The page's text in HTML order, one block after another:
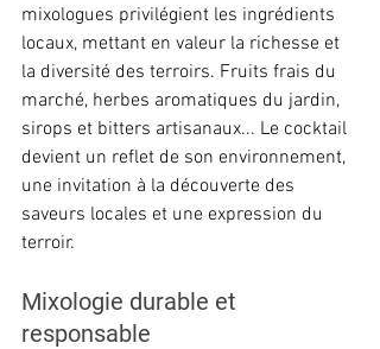
mixologues privilégient les ingrédients
locaux, mettant en valeur la richesse et
la diversité des terroirs. Fruits frais du
marché, herbes aromatiques du jardin,
sirops et bitters artisanaux... Le cocktail
devient un reflet de son environnement,
une invitation à la découverte des
saveurs locales et une expression du
terroir.
Mixologie durable et
responsable